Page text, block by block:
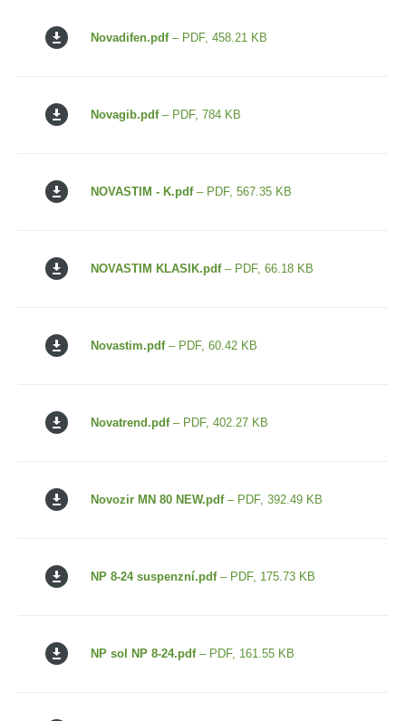
Novadifen.pdf– PDF, 458.21 KB
Novagib.pdf– PDF, 784 KB
NOVASTIM - K.pdf– PDF, 567.35 KB
NOVASTIM KLASIK.pdf– PDF, 66.18 KB
Novastim.pdf– PDF, 60.42 KB
Novatrend.pdf– PDF, 402.27 KB
Novozir MN 80 NEW.pdf– PDF, 392.49 KB
NP 8-24 suspenzní.pdf– PDF, 175.73 KB
NP sol NP 8-24.pdf– PDF, 161.55 KB